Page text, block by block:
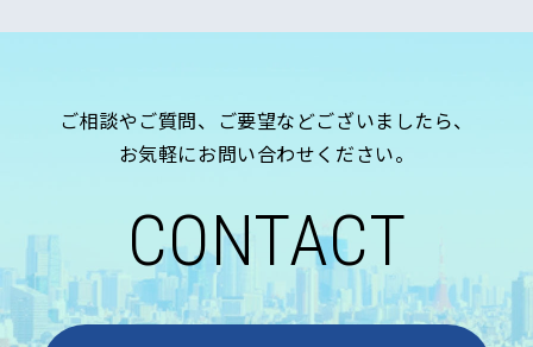
ご相談やご質問、ご要望などございましたら、
お気軽にお問い合わせください。
CONTACT